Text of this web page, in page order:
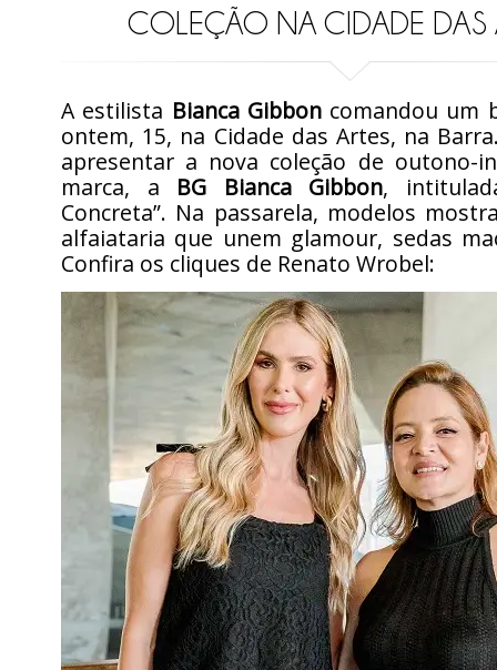
COLEÇÃO NA CIDADE DAS
A estilista Bianca Gibboncomandou um
ontem, 15, na Cidade das Artes, na
apresentar a nova coleção de outono-
marca, a BG Bianca Gibbon,
Concreta”. Na passarela, modelos
alfaiataria que unem glamour, sedas
Confira os cliques de Renato Wrobel: